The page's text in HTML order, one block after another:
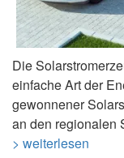
Die
einfache Art der
gewonnener
an den regionalen
> weiterlesen